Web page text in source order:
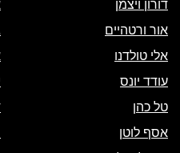
דורון ויצמן
אור ורטהיים
אלי טולדנו
עודד יונס
טל כהן
אסף לוטן